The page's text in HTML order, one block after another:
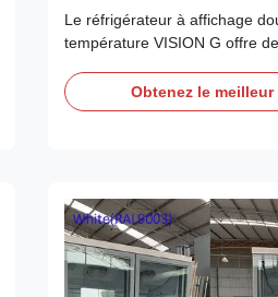
automatique et réfrigérant
écologique R290
Le réfrigérateur à affichage
température VISION G offre
une flexibilité de vente tout au
l'année. Comprend un
l'emploi avec certifications
CE/CB/SABRE/GEMS.
Obtenez le